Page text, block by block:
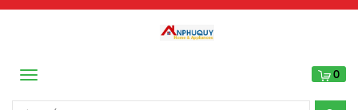
Menu 0